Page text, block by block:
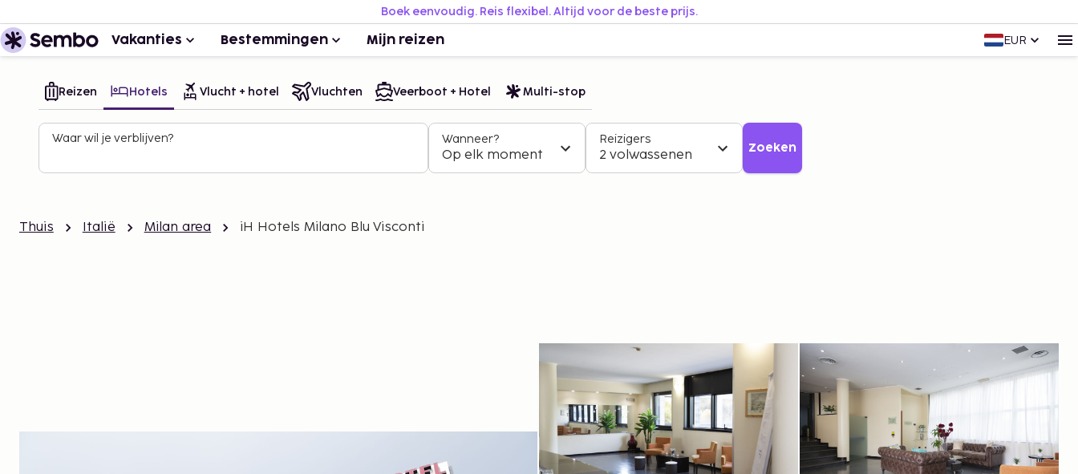
Boek eenvoudig. Reis flexibel. Altijd voor de beste prijs.
Vakanties Bestemmingen Mijn reizen EUR
Reizen Hotels Vlucht + hotel Vluchten Veerboot + Hotel Multi-stop
Waar wil je verblijven? Wanneer?
Op elk moment
Reizigers
2 volwassenen Zoeken
Thuis Italië Milan area iH Hotels Milano Blu Visconti